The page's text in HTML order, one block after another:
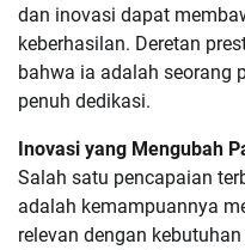
dan inovasi dapat
keberhasilan. Deretan
bahwa ia adalah seorang
penuh dedikasi.
Inovasi yang Mengubah
Salah satu pencapaian
adalah kemampuannya
relevan dengan